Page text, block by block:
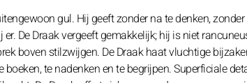
gul. Hij geeft zonder na te denken,
er. De Draak vergeeft gemakkelijk; hij is niet
boven stilzwijgen. De Draak haat vluchtige
te nadenken en te begrijpen. Superficiale